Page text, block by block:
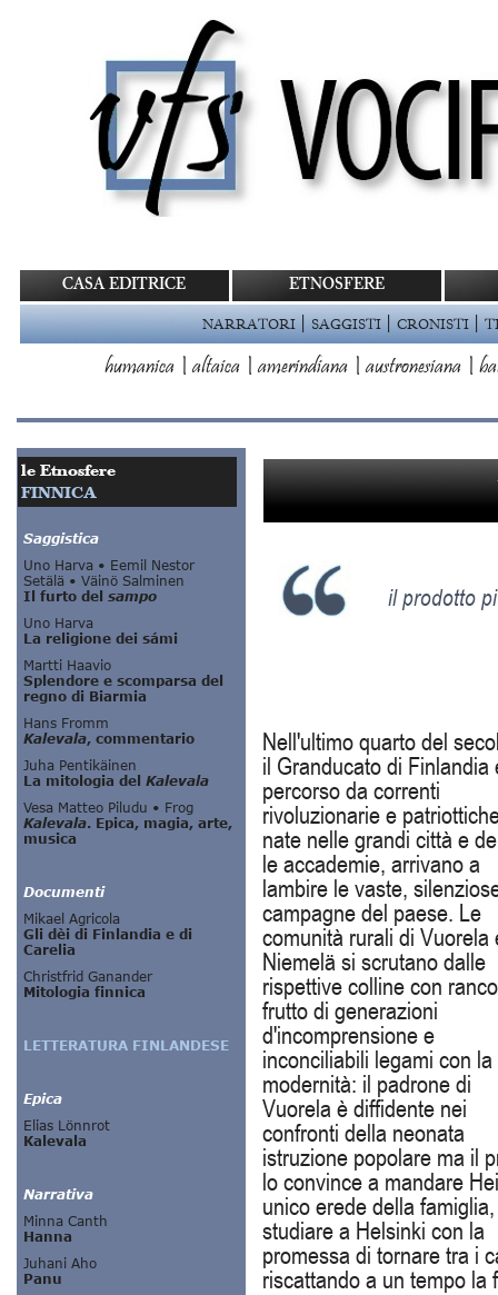
CASA EDITRICE ETNOSFERE
NARRATORI |SAGGISTI |CRONISTI |
humanica |altaica |amerindiana |austronesiana |
il prodotto
Nell'ultimo quarto del
il Granducato di Finlandia
percorso da correnti
rivoluzionarie e
nate nelle grandi città e
le accademie, arrivano a
lambire le vaste,
campagne del paese. Le
comunità rurali di Vuorela
Niemelä si scrutano dalle
rispettive colline con
frutto di generazioni
d'incomprensione e
inconciliabili legami con la
modernità: il padrone di
Vuorela è diffidente nei
confronti della neonata
istruzione popolare ma il
lo convince a mandare
unico erede della
studiare a Helsinki con la
promessa di tornare tra i
riscattando a un tempo la